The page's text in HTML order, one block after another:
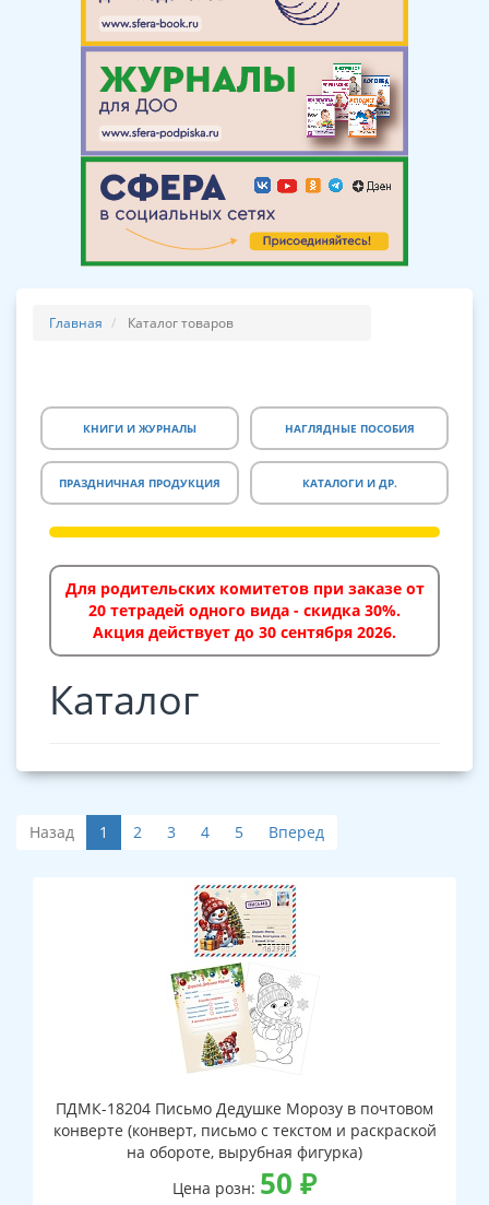
Главная Каталог товаров
КНИГИ И ЖУРНАЛЫ НАГЛЯДНЫЕ ПОСОБИЯ
ПРАЗДНИЧНАЯ ПРОДУКЦИЯ КАТАЛОГИ И ДР.
Для родительских комитетов при заказе от
20 тетрадей одного вида - скидка 30%.
Акция действует до 30 сентября 2026.
Каталог
Назад 1 2 3 4 5 Вперед
ПДМК-18204 Письмо Дедушке Морозу в почтовом
конверте (конверт, письмо с текстом и раскраской
на обороте, вырубная фигурка)
Цена розн: 50 ₽